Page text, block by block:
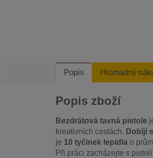
Popis Hromadný
Popis zboží
Bezdrátová tavná pistole
kreativních cestách. Dobíjí
je 10 tyčinek lepidla o
Při práci zacházejte s